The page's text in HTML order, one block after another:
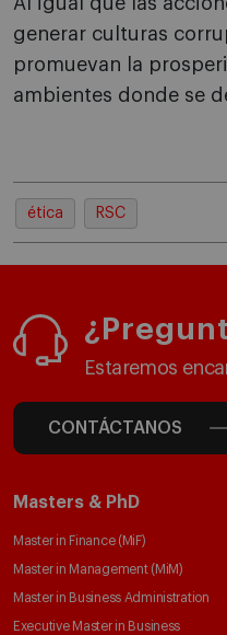
generar culturas
promuevan la
ambientes donde se
ética RSC
Estaremos
CONTÁCTANOS
Masters & PhD
Master in Finance (MiF)
Master in Management (MiM)
Master in Business Administration
Executive Master in Business